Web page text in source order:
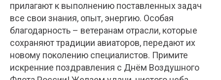
прилагают к выполнению поставленных задач
все свои знания, опыт, энергию. Особая
благодарность – ветеранам отрасли, которые
сохраняют традиции авиаторов, передают их
новому поколению специалистов. Примите
искренние поздравления с Днём Воздушного